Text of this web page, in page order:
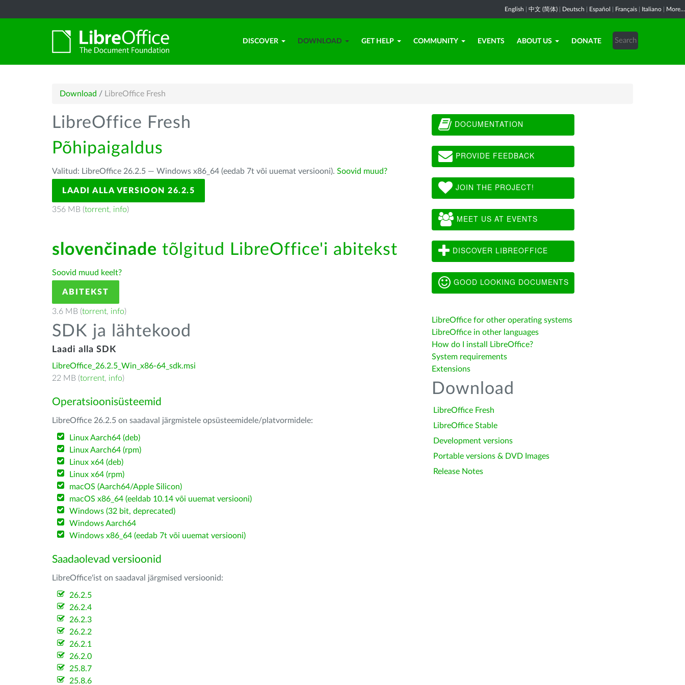
English 中文 (简体) Deutsch Español Français Italiano More...
DISCOVER DOWNLOAD GET HELP COMMUNITY EVENTS ABOUT US DONATE
Download / LibreOffice Fresh
LibreOffice Fresh
Põhipaigaldus
Valitud: LibreOffice 26.2.5 — Windows x86_64 (eedab 7t või uuemat versiooni). Soovid muud?
LAADI ALLA VERSIOON 26.2.5
356 MB (torrent, info)
slovenčinade tõlgitud LibreOffice'i abitekst
Soovid muud keelt?
ABITEKST
3.6 MB (torrent, info)
SDK ja lähtekood
Laadi alla SDK
LibreOffice_26.2.5_Win_x86-64_sdk.msi
22 MB (torrent, info)
Operatsioonisüsteemid
LibreOffice 26.2.5 on saadaval järgmistele opsüsteemidele/platvormidele:
Linux Aarch64 (deb)
Linux Aarch64 (rpm)
Linux x64 (deb)
Linux x64 (rpm)
macOS (Aarch64/Apple Silicon)
macOS x86_64 (eeldab 10.14 või uuemat versiooni)
Windows (32 bit, deprecated)
Windows Aarch64
Windows x86_64 (eedab 7t või uuemat versiooni)
Saadaolevad versioonid
LibreOffice'ist on saadaval järgmised versioonid:
26.2.5
26.2.4
26.2.3
26.2.2
26.2.1
26.2.0
25.8.7
25.8.6
DOCUMENTATION
PROVIDE FEEDBACK
JOIN THE PROJECT!
MEET US AT EVENTS
DISCOVER LIBREOFFICE
GOOD LOOKING DOCUMENTS
LibreOffice for other operating systems
LibreOffice in other languages
How do I install LibreOffice?
System requirements
Extensions
Download
LibreOffice Fresh
LibreOffice Stable
Development versions
Portable versions & DVD Images
Release Notes